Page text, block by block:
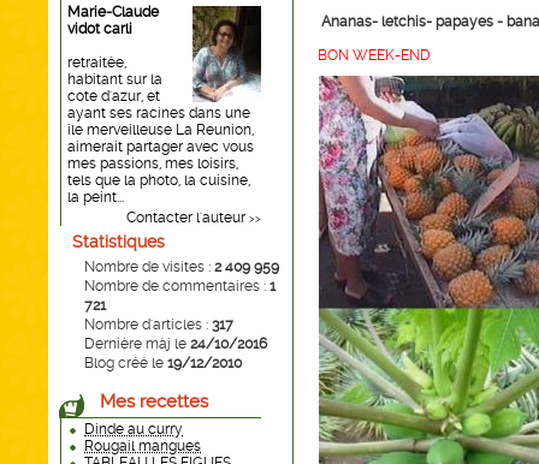
Marie-Claude
vidot carli
retraitée,
habitant sur la
cote d'azur, et
ayant ses racines dans une
ile merveilleuse La Reunion,
aimerait partager avec vous
mes passions, mes loisirs,
tels que la photo, la cuisine,
la peint...
Contacter l'auteur >>
Statistiques
Nombre de visites : 2 409 959
Nombre de commentaires : 1
721
Nombre d'articles : 317
Dernière màj le 24/10/2016
Blog créé le 19/12/2010
Mes recettes
Dinde au curry
Rougail mangues
Ananas- letchis- papayes -
BON WEEK-END